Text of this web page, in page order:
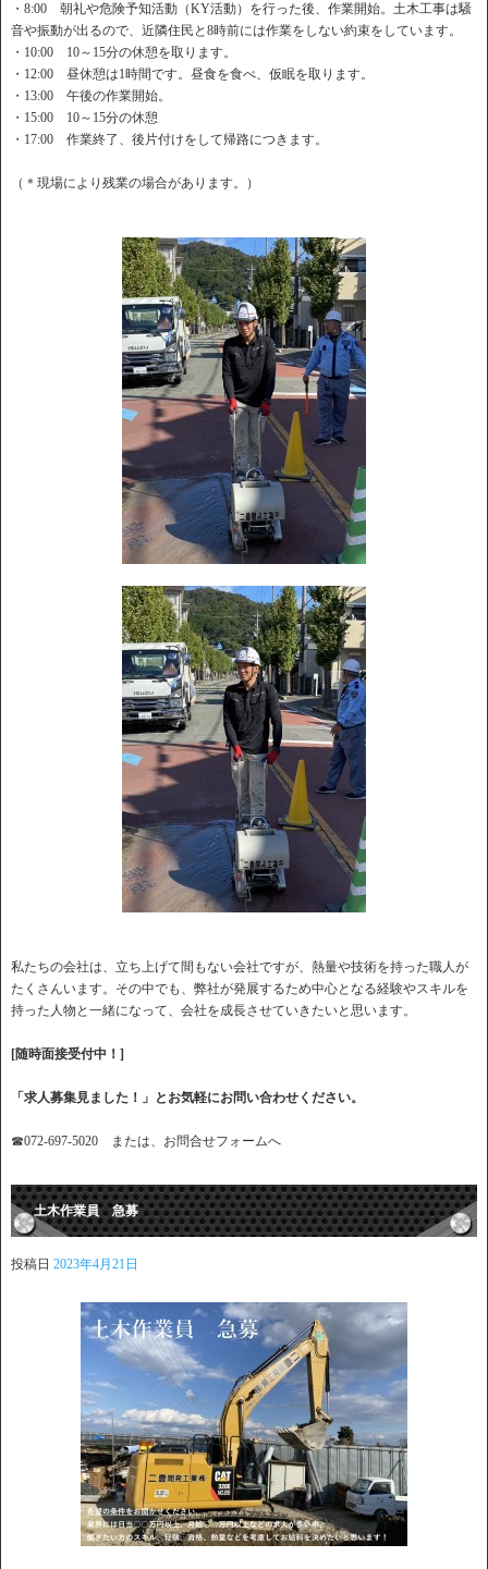
・8:00 朝礼や危険予知活動（KY活動）を行った後、作業開始。土木工事は騒
音や振動が出るので、近隣住民と8時前には作業をしない約束をしています。
・10:00 10～15分の休憩を取ります。
・12:00 昼休憩は1時間です。昼食を食べ、仮眠を取ります。
・13:00 午後の作業開始。
・15:00 10～15分の休憩
・17:00 作業終了、後片付けをして帰路につきます。
（＊現場により残業の場合があります。）
私たちの会社は、立ち上げて間もない会社ですが、熱量や技術を持った職人が
たくさんいます。その中でも、弊社が発展するため中心となる経験やスキルを
持った人物と一緒になって、会社を成長させていきたいと思います。
[随時面接受付中！]
「求人募集見ました！」とお気軽にお問い合わせください。
☎072-697-5020 または、お問合せフォームへ
土木作業員 急募
投稿日 2023年4月21日